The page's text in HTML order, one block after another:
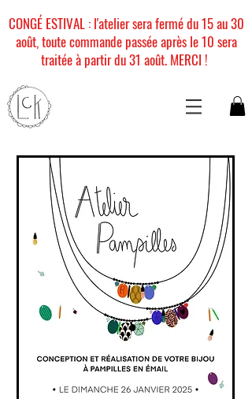
CONGÉ ESTIVAL : l'atelier sera fermé du 15 au 30
août, toute commande passée après le 10 sera
traitée à partir du 31 août. MERCI !